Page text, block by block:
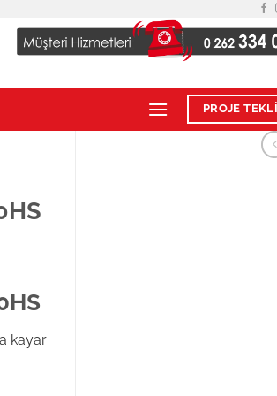
PROJE
kayar